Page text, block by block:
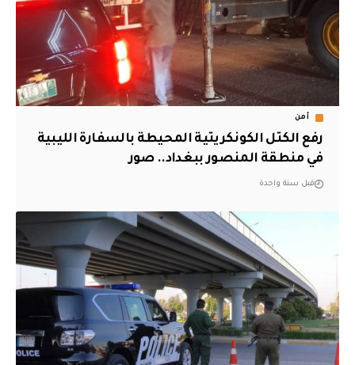
أمن
رفع الكتل الكونكريتية المحيطة بالسفارة الليبية
في منطقة المنصور ببغداد.. صور
قبل سنة واحدة